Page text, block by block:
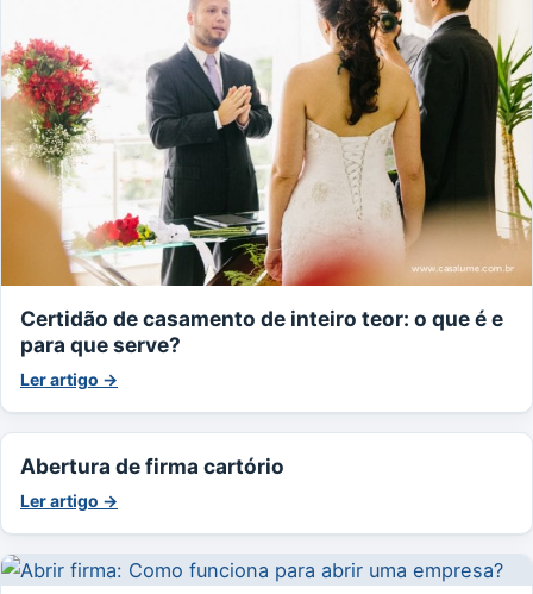
Certidão de casamento de inteiro teor: o que é e
para que serve?
Ler artigo →
Abertura de firma cartório
Ler artigo →